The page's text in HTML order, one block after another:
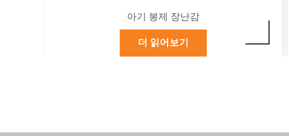
아기 봉제 장난감
더 읽어보기